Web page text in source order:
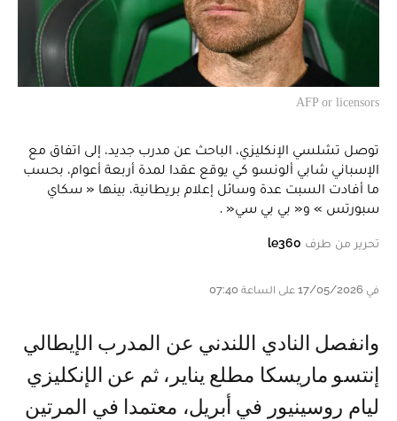
AFP or licensors
توصل تشلسي الإنكليزي، الباحث عن مدرب جديد، إلى اتفاق مع
الإسباني شابي ألونسو كي يوقع عقدا لمدة أربعة أعوام، بحسب
ما أفادت السبت عدة وسائل إعلام بريطانية، بينها « سكاي
سبورتس » و« بي بي سي« .
تحرير من طرف le360
في 17/05/2026 على الساعة 07:40
وانفصل النادي اللندني عن المدرب الإيطالي
إنتسو ماريسكا مطلع يناير، ثم عن الإنكليزي
ليام روسينيور في أبريل، معتمدا في المرتين